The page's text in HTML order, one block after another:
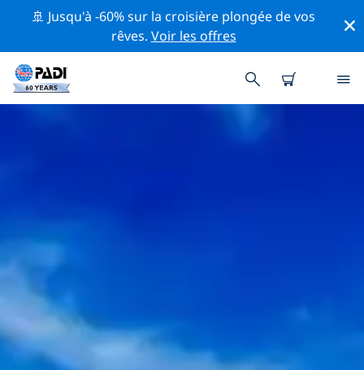
🚢 Jusqu'à -60% sur la croisière plongée de vos
rêves. Voir les offres